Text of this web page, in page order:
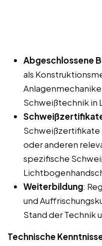
Abgeschlossene
als
Schweißtechnik in
Schweißzertifikate
oder anderen
spezifische
Weiterbildung:
und
Stand der Technik
Technische